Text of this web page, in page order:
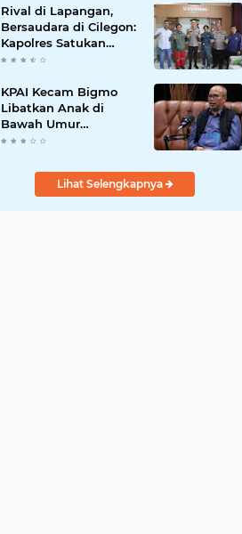
Rival di Lapangan,
Bersaudara di Cilegon:
Kapolres Satukan
Viking dan Jak Mania
Piala Presiden 2026
KPAI Kecam Bigmo
Libatkan Anak di
Bawah Umur
Promosikan Liquid
Bertindak Tegas
Lihat Selengkapnya